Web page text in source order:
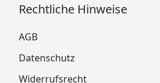
Rechtliche Hinweise
AGB
Datenschutz
Widerrufsrecht